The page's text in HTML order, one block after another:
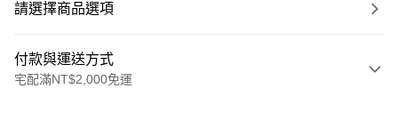
請選擇商品選項
付款與運送方式
宅配滿NT$2,000免運